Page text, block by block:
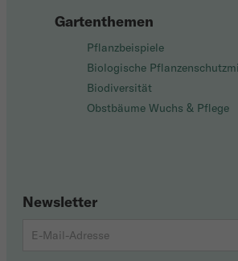
Gartenthemen
Pflanzbeispiele
Biologische
Biodiversität
Obstbäume Wuchs & Pflege
Newsletter